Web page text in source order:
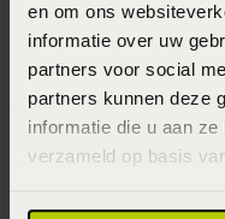
en om ons
informatie over uw
partners voor social
partners kunnen deze
informatie die u aan
verzameld op basis
Artikelnummer
8715944513579
Materiaal
100% polyester